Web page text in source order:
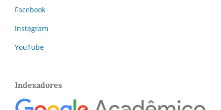
Facebook
Instagram
YouTube
Indexadores